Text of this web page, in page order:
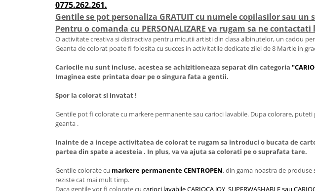
0775.262.261.
Gentile se pot personaliza GRATUIT cu numele copilasilor sau
Pentru o comanda cu PERSONALIZARE va rugam sa ne contactati
O activitate creativa si distractiva pentru micutii artisti din clasa albinutelor, un cadou
Geanta de colorat poate fi folosita cu succes in activitatile dedicate zilei de 8 Martie in
Cariocile nu sunt incluse, acestea se achizitioneaza separat din categoria
Imaginea este printata doar pe o singura fata a gentii.
Spor la colorat si invatat !
Gentile pot fi colorate cu markere permanente sau carioci lavabile. Dupa colorare,
geanta .
Inainte de a incepe activitatea de colorat te rugam sa introduci o bucata de
partea din spate a acesteia . In plus, va va ajuta sa colorati pe o suprafata tare.
Gentile colorate cu markere permanente CENTROPEN, din gama noastra de
reziste cat mai mult timp.
Daca gentile vor fi colorate cu carioci lavabile CARIOCA JOY SUPERWASHABLE sau